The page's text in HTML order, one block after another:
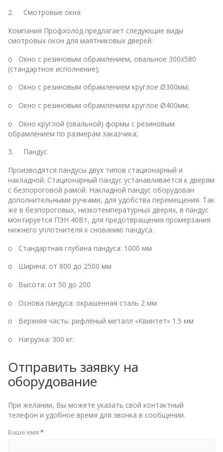
2. Смотровые окна
Компания Профхолод предлагает следующие виды
смотровых окон для маятниковых дверей:
o Окно с резиновым обрамлением, овальное 300х580
(стандартное исполнение);
o Окно с резиновым обрамлением круглое Ø300мм;
o Окно с резиновым обрамлением круглое Ø400мм;
o Окно круглой (овальной) формы с резиновым
обрамлением по размерам заказчика;
3. Пандус
Производятся пандусы двух типов стационарный и
накладной. Стационарный пандус устанавливается к дверям
с безпороговой рамой. Накладной пандус оборудован
дополнительными ручками, для удобства перемещения. Так
же в безпороговых, низкотемпературных дверях, в пандус
монтируется ПЭН 40Вт, для предотвращения промерзания
нижнего уплотнителя к снованию пандуса.
o Стандартная глубина пандуса: 1000 мм
o Ширина: от 800 до 2500 мм
o Высота: от 50 до 200
o Основа пандуса: окрашенная сталь 2 мм
o Верхняя часть: рифлёный металл «Квинтет» 1.5 мм
o Нагрузка: 300 кг.
Отправить заявку на
оборудование
При желании, Вы можете указать свой контактный
телефон и удобное время для звонка в сообщении.
Ваше имя *